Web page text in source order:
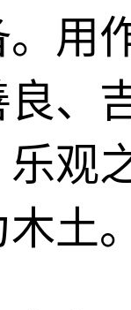
用
、
观
土。